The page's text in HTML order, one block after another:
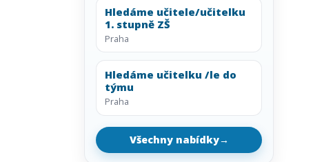
Hledáme učitele/učitelku
1. stupně ZŠ
Praha
Hledáme učitelku /le do
týmu
Praha
Všechny nabídky→